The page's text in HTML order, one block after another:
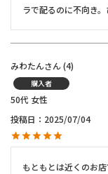
ラで配るのに不向き
みわたん 4
購入者
50代 女性
投稿日
2025/07/04
もともとは近くのお